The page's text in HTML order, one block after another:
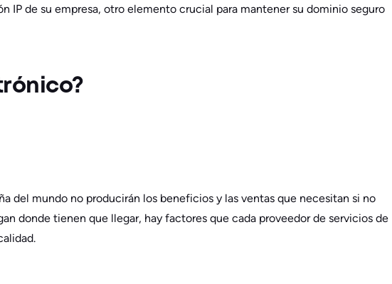
IP de su empresa, otro elemento crucial para mantener su dominio seguro
del mundo no producirán los beneficios y las ventas que necesitan si no
donde tienen que llegar, hay factores que cada proveedor de servicios de